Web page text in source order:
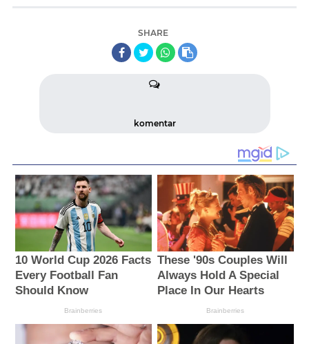
SHARE
komentar